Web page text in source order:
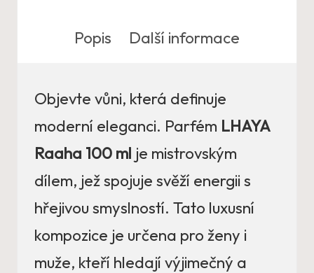
Popis Další informace
Objevte vůni, která definuje
moderní eleganci. Parfém LHAYA
Raaha 100 ml je mistrovským
dílem, jež spojuje svěží energii s
hřejivou smyslností. Tato luxusní
kompozice je určena pro ženy i
muže, kteří hledají výjimečný a